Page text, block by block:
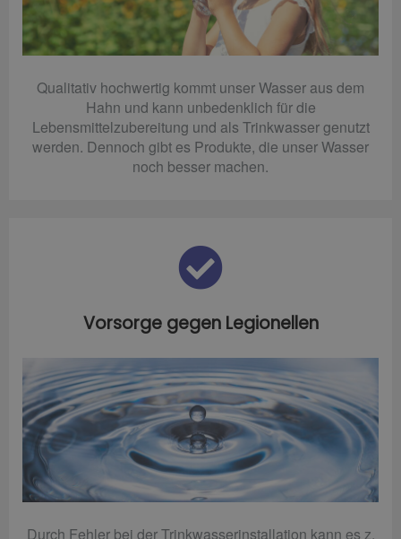
Qualitativ hochwertig kommt unser Wasser aus dem
Hahn und kann unbedenklich für die
Lebensmittelzubereitung und als Trinkwasser genutzt
werden. Dennoch gibt es Produkte, die unser Wasser
noch besser machen.
Vorsorge gegen Legionellen
Durch Fehler bei der Trinkwasserinstallation kann es z.